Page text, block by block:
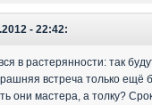
- 22:42:
в растерянности: так
встреча только ещё
они мастера, а толку?